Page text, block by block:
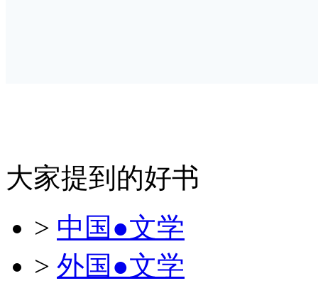
大家提到的好书
> 中国●文学
> 外国●文学